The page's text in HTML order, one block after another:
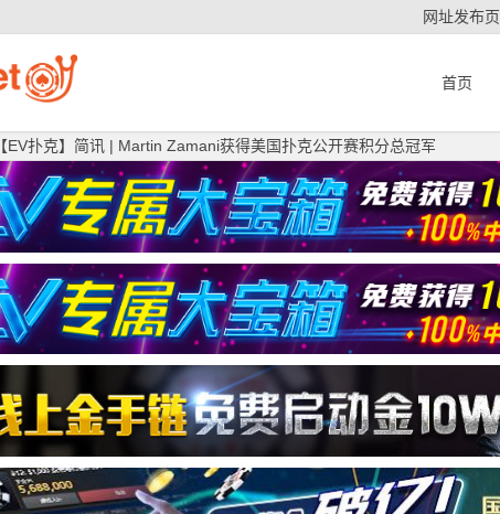
网址发布页
首页
【EV扑克】简讯 | Martin Zamani获得美国扑克公开赛积分总冠军